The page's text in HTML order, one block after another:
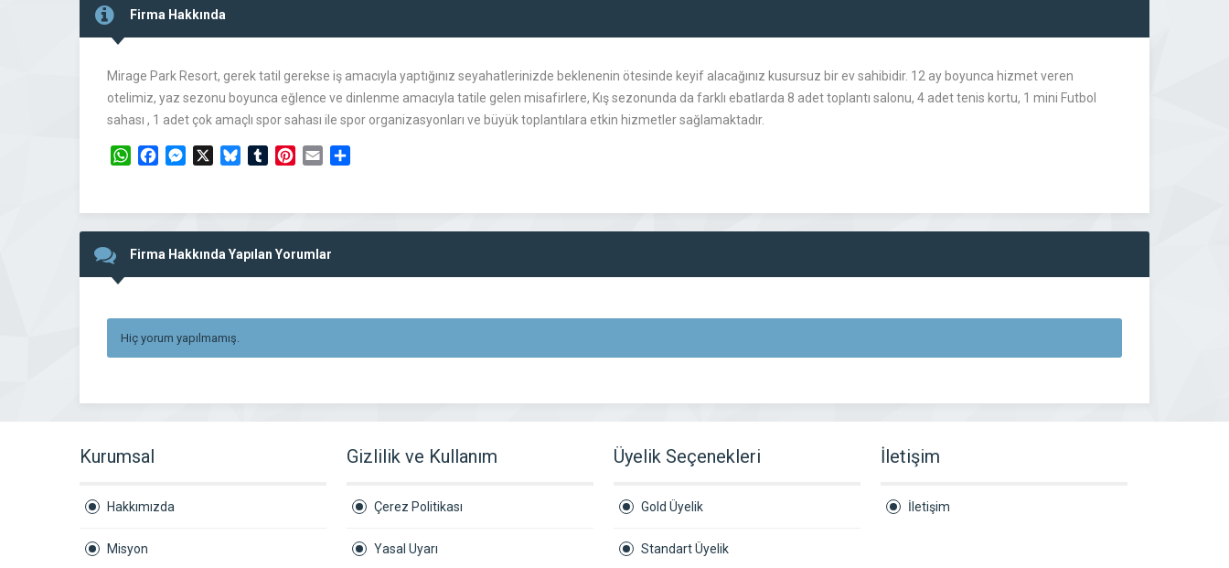
Firma Hakkında
Mirage Park Resort, gerek tatil gerekse iş amacıyla yaptığınız seyahatlerinizde beklenenin ötesinde keyif alacağınız kusursuz bir ev sahibidir. 12 ay boyunca hizmet veren
otelimiz, yaz sezonu boyunca eğlence ve dinlenme amacıyla tatile gelen misafirlere, Kış sezonunda da farklı ebatlarda 8 adet toplantı salonu, 4 adet tenis kortu, 1 mini Futbol
sahası , 1 adet çok amaçlı spor sahası ile spor organizasyonları ve büyük toplantılara etkin hizmetler sağlamaktadır.
WhatsAppFacebookMessengerBlueskyTumblrPinterest
Email
Firma Hakkında Yapılan Yorumlar
Hiç yorum yapılmamış.
Kurumsal
Hakkımızda
Misyon
Gizlilik ve Kullanım
Çerez Politikası
Yasal Uyarı
Üyelik Seçenekleri
Gold Üyelik
Standart Üyelik
İletişim
İletişim